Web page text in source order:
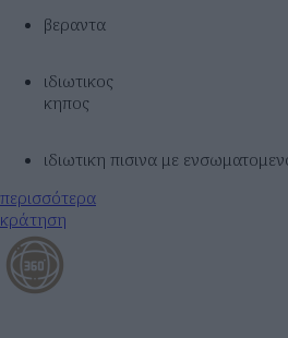
βεραντα
ιδιωτικος
κηπος
ιδιωτικη πισινα με
περισσότερα
κράτηση